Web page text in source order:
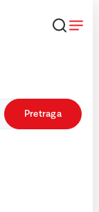
Pretraga